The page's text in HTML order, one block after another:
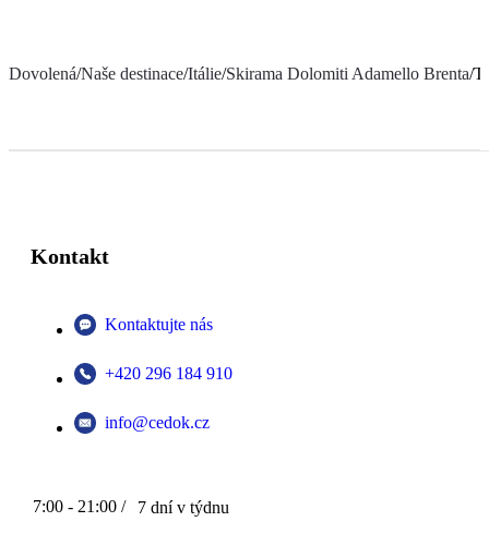
Dovolená/Naše destinace/Itálie/Skirama Dolomiti Adamello Brenta/
Kontakt
Kontaktujte nás
+420 296 184 910
info@cedok.cz
7:00 - 21:00 / 7 dní v týdnu